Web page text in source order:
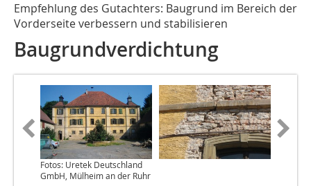
Empfehlung des Gutachters: Baugrund im Bereich der
Vorderseite verbessern und stabilisieren
Baugrundverdichtung
Fotos: Uretek Deutschland
GmbH, Mülheim an der Ruhr